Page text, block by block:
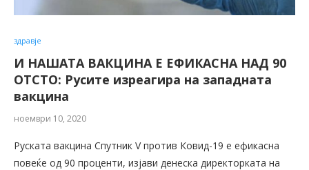
здравје
И НАШАТА ВАКЦИНА Е ЕФИКАСНА НАД 90
ОТСТО: Русите изреагира на западната
вакцина
ноември 10, 2020
Руската вакцина Спутник V против Ковид-19 е ефикасна
повеќе од 90 проценти, изјави денеска директорката на